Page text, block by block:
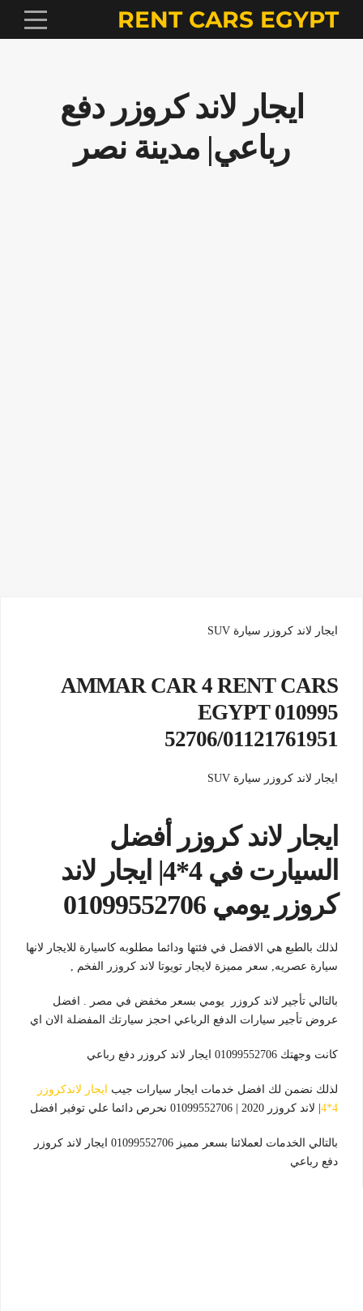
RENT CARS EGYPT
ايجار لاند كروزر دفع
رباعي| مدينة نصر
ايجار لاند كروزر سيارة SUV
AMMAR CAR 4 RENT CARS
EGYPT 010995
52706/01121761951
ايجار لاند كروزر سيارة SUV
ايجار لاند كروزر أفضل
السيارت في 4*4| ايجار لاند
كروزر يومي 01099552706
لذلك بالطبع هي الافضل في فئتها ودائما مطلوبه كاسيارة للايجار لانها
سيارة عصريه, سعر مميزة لايجار تويوتا لاند كروزر الفخم ,
بالتالي تأجير لاند كروزر يومي بسعر مخفض في مصر . افضل
عروض تأجير سيارات الدفع الرباعي احجز سيارتك المفضلة الان اي
كانت وجهتك 01099552706 ايجار لاند كروزر دفع رباعي
لذلك نضمن لك افضل خدمات ايجار سيارات جيب
ايجار لاندكروزر
4*4
| لاند كروزر 2020 | 01099552706 نحرص دائما علي توفير افضل
بالتالي الخدمات لعملائنا بسعر مميز 01099552706 ايجار لاند كروزر
دفع رباعي